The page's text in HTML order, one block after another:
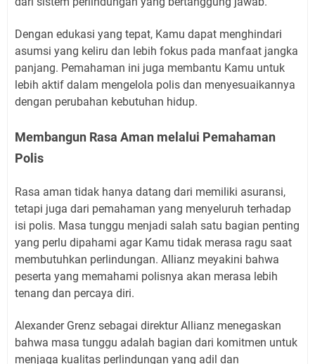
Dengan edukasi yang tepat, Kamu dapat menghindari
asumsi yang keliru dan lebih fokus pada manfaat jangka
panjang. Pemahaman ini juga membantu Kamu untuk
lebih aktif dalam mengelola polis dan menyesuaikannya
dengan perubahan kebutuhan hidup.
Membangun Rasa Aman melalui Pemahaman
Polis
Rasa aman tidak hanya datang dari memiliki asuransi,
tetapi juga dari pemahaman yang menyeluruh terhadap
isi polis. Masa tunggu menjadi salah satu bagian penting
yang perlu dipahami agar Kamu tidak merasa ragu saat
membutuhkan perlindungan. Allianz meyakini bahwa
peserta yang memahami polisnya akan merasa lebih
tenang dan percaya diri.
Alexander Grenz sebagai direktur Allianz menegaskan
bahwa masa tunggu adalah bagian dari komitmen untuk
menjaga kualitas perlindungan yang adil dan